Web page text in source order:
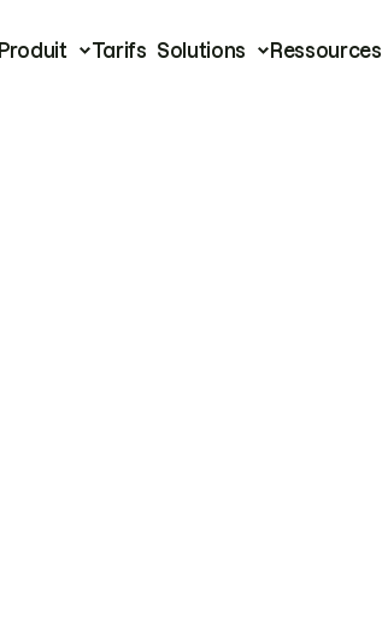
Produit Tarifs Solutions Ressources